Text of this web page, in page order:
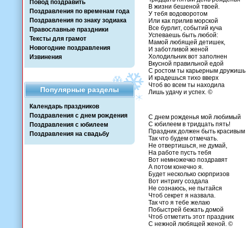
Повод поздравить
Поздравления по временам года
Поздравления по знаку зодиака
Православные праздники
Тексты для грамот
Новогодние поздравления
Извинения
Популярные разделы
Календарь праздников
Поздравления с днем рождения
Поздравления с юбилеем
Поздравления на свадьбу
В жизни бешеной твоей.
У тебя водоворотом
Или как прилив морской
Все бурлит, событий куча
Успеваешь быть любой:
Мамой любящей детишек,
И заботливой женой
Холодильник вот заполнен
Вкусной правильной едой
С ростом ты карьерным дружишь
И крадешься тихо вверх
Чтоб во всем ты находила
Лишь удачу и успех. ©
С днем рожденья мой любимый
С юбилеем в тридцать пять!
Праздник должен быть красивым
Так что будем отмечать.
Не отвертишься, не думай,
На работе пусть тебя
Вот немножечко поздравят
А потом конечно я.
Будет несколько сюрпризов
Вот интригу создала
Не сознаюсь, не пытайся
Чтоб секрет я назвала.
Так что я тебе желаю
Побыстрей бежать домой
Чтоб отметить этот праздник
С нежной любящей женой. ©